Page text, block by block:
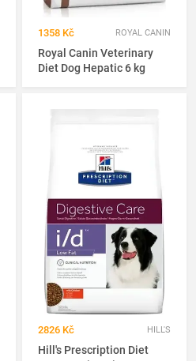
1358 Kč ROYAL CANIN
Royal Canin Veterinary
Diet Dog Hepatic 6 kg
2826 Kč HILL'S
Hill's Prescription Diet